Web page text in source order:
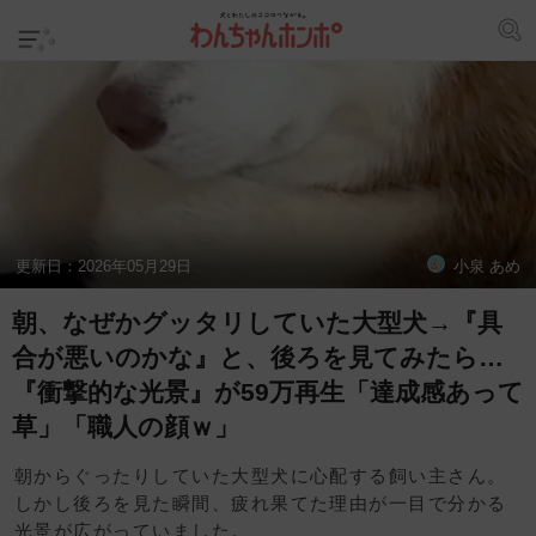
更新日： 2026年05月29日 小泉 あめ
朝、なぜかグッタリしていた大型犬→『具
合が悪いのかな』と、後ろを見てみたら…
『衝撃的な光景』が59万再生「達成感あって
草」「職人の顔ｗ」
朝からぐったりしていた大型犬に心配する飼い主さん。
しかし後ろを見た瞬間、疲れ果てた理由が一目で分かる
光景が広がっていました。